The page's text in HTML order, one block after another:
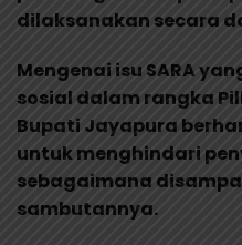
dilaksanakan secara
Mengenai isu SARA
sosial dalam rangka
Bupati Jayapura
untuk menghindari
sebagaimana
sambutannya.